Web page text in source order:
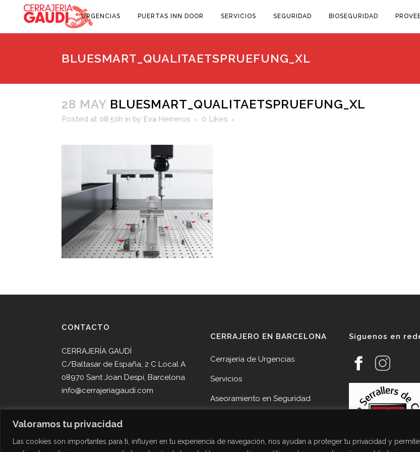
Valoramos tu privacidad
Las cookies son importantes para ti, influyen en tu experiencia de navegación, nos ayudan a proteger tu privacidad y
URGENCIAS PUERTAS INN DOOR SERVICIOS SEGURIDAD BIOSEGURIDAD
BLUESMART_QUALITAETSPRUEFUNG_XL
28 MAY BLUESMART_QUALITAETSPRUEFUNG_XL
Posted at 08:50h in by Eva Herreros 0 Likes
CONTACTO
CERRAJERÍA GAUDÍ
C/Baltasar de España, 2 C Local A
08970 Sant Joan Despí, Barcelona
info@cerrajeriagaudi.com
Tel. 645 51 30 90
CERRAJERO EN BARCELONA
Cerrajería de Urgencias
Servicios
Aseoramiento en Seguridad
Noticias
Síguenos en